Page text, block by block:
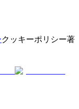
クッキーポリシー著